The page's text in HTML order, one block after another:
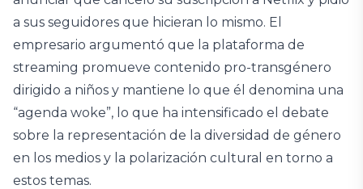
a sus seguidores que hicieran lo mismo. El
empresario argumentó que la plataforma de
streaming promueve contenido pro-transgénero
dirigido a niños y mantiene lo que él denomina una
“agenda woke”, lo que ha intensificado el debate
sobre la representación de la diversidad de género
en los medios y la polarización cultural en torno a
estos temas.